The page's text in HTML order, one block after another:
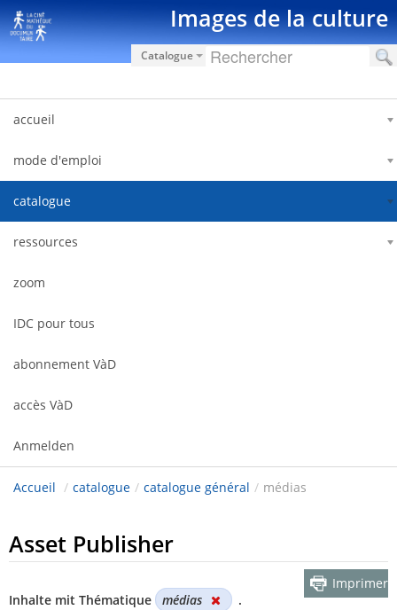
Zum Inhalt wechseln Images de la culture
Catalogue
accueil
mode d'emploi
catalogue
ressources
zoom
IDC pour tous
abonnement VàD
accès VàD
Anmelden
Accueil / catalogue / catalogue général / médias
Asset Publisher
Inhalte mit Thématique médias .
Imprimer